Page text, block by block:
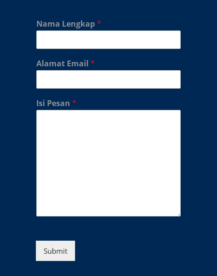
Nama Lengkap*
Alamat Email *
Isi Pesan *
Submit